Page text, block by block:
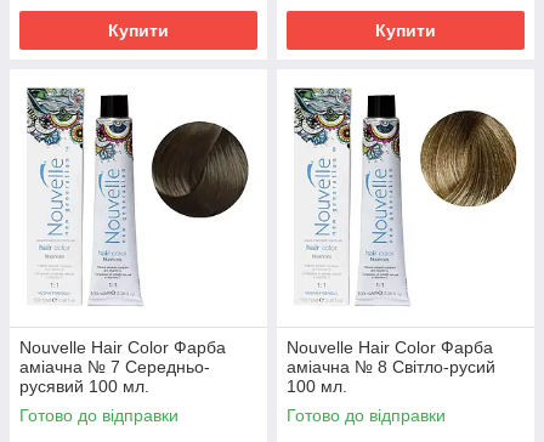
Купити Купити
Nouvelle Hair Color Фарба
аміачна № 7 Середньо-
русявий 100 мл.
Готово до відправки
Nouvelle Hair Color Фарба
аміачна № 8 Світло-русий
100 мл.
Готово до відправки